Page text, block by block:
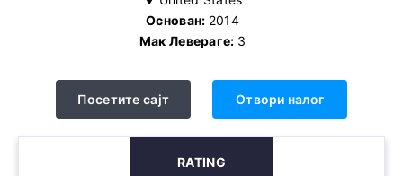
Основан: 2014
Мак Левераге: 3
Посетите сајт Отвори налог
RATING